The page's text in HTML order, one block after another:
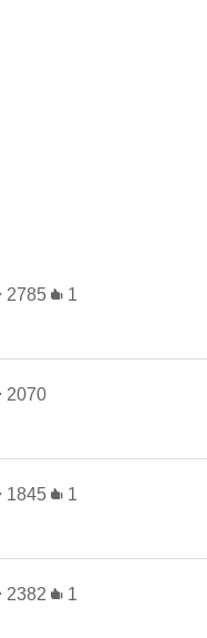
2785 1
2070
1845 1
2382 1